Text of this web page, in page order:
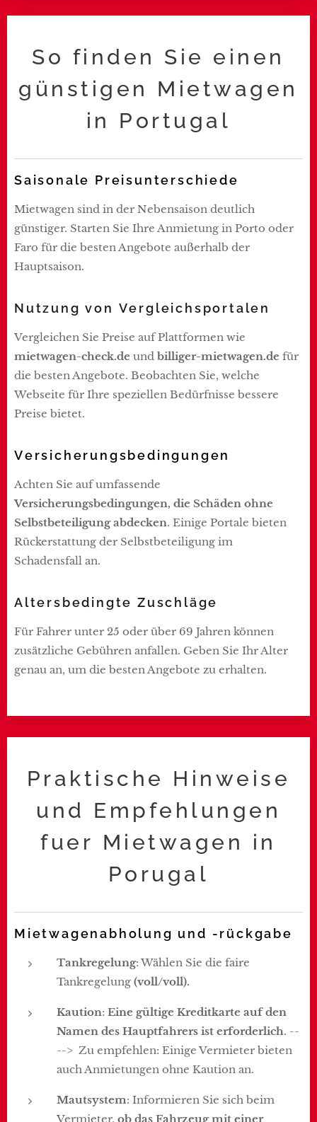
So finden Sie einen
günstigen Mietwagen
in Portugal
Saisonale Preisunterschiede
Mietwagen sind in der Nebensaison deutlich
günstiger. Starten Sie Ihre Anmietung in Porto oder
Faro für die besten Angebote außerhalb der
Hauptsaison.
Nutzung von Vergleichsportalen
Vergleichen Sie Preise auf Plattformen wie
mietwagen-check.de und billiger-mietwagen.de für
die besten Angebote. Beobachten Sie, welche
Webseite für Ihre speziellen Bedürfnisse bessere
Preise bietet.
Versicherungsbedingungen
Achten Sie auf umfassende
Versicherungsbedingungen, die Schäden ohne
Selbstbeteiligung abdecken. Einige Portale bieten
Rückerstattung der Selbstbeteiligung im
Schadensfall an.
Altersbedingte Zuschläge
Für Fahrer unter 25 oder über 69 Jahren können
zusätzliche Gebühren anfallen. Geben Sie Ihr Alter
genau an, um die besten Angebote zu erhalten.
Praktische Hinweise
und Empfehlungen
fuer Mietwagen in
Porugal
Mietwagenabholung und -rückgabe
Tankregelung: Wählen Sie die faire
Tankregelung (voll/voll).
Kaution: Eine gültige Kreditkarte auf den
Namen des Hauptfahrers ist erforderlich. --
--> Zu empfehlen: Einige Vermieter bieten
auch Anmietungen ohne Kaution an.
Mautsystem: Informieren Sie sich beim
Vermieter, ob das Fahrzeug mit einer